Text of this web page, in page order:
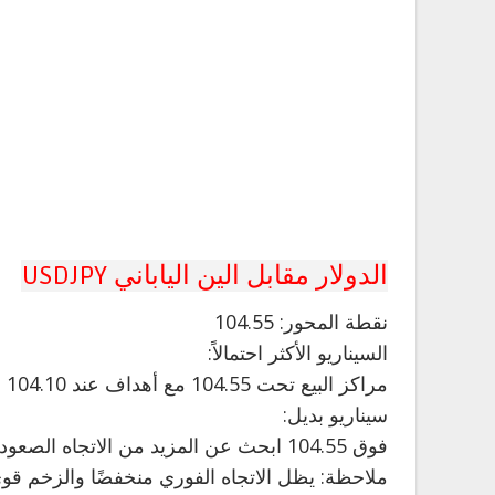
الدولار مقابل الين الياباني USDJPY
نقطة المحور: 104.55
السيناريو الأكثر احتمالاً:
مراكز البيع تحت 104.55 مع أهداف عند 104.10 و 104.00 في التمديد.
سيناريو بديل:
فوق 104.55 ابحث عن المزيد من الاتجاه الصعودي مع 104.70 و 104.85 كأهداف.
ملاحظة: يظل الاتجاه الفوري منخفضًا والزخم